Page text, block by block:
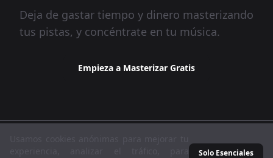
Deja de gastar tiempo y dinero masterizando
tus pistas, y concéntrate en tu música.
Empieza a Masterizar Gratis
Solo Esenciales